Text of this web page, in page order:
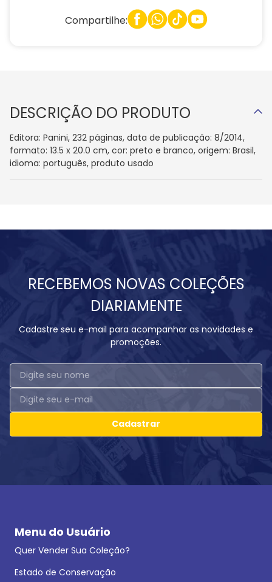
Compartilhe:
DESCRIÇÃO DO PRODUTO
Editora: Panini, 232 páginas, data de publicação: 8/2014,
formato: 13.5 x 20.0 cm, cor: preto e branco, origem: Brasil,
idioma: português, produto usado
RECEBEMOS NOVAS COLEÇÕES
DIARIAMENTE
Cadastre seu e-mail para acompanhar as novidades e
promoções.
Cadastrar
Menu do Usuário
Quer Vender Sua Coleção?
Estado de Conservação